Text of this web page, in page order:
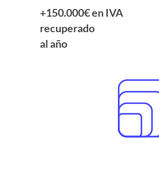
+150.000€ en IVA
recuperado
al año